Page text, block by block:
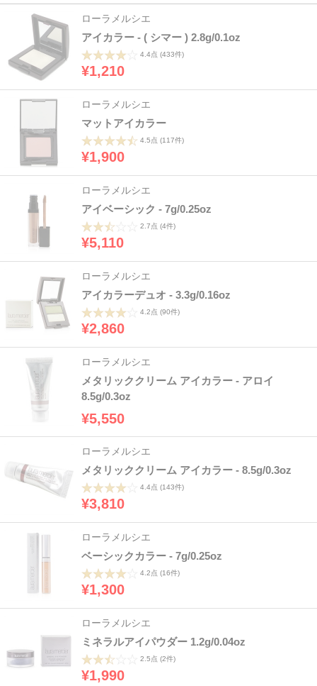
ローラメルシエ
アイカラー - ( シマー ) 2.8g/0.1oz
4.4点 (433件)
¥1,210
ローラメルシエ
マットアイカラー
4.5点 (117件)
¥1,900
ローラメルシエ
アイベーシック - 7g/0.25oz
2.7点 (4件)
¥5,110
ローラメルシエ
アイカラーデュオ - 3.3g/0.16oz
4.2点 (90件)
¥2,860
ローラメルシエ
メタリッククリーム アイカラー - アロイ
8.5g/0.3oz
¥5,550
ローラメルシエ
メタリッククリーム アイカラー - 8.5g/0.3oz
4.4点 (143件)
¥3,810
ローラメルシエ
ベーシックカラー - 7g/0.25oz
4.2点 (16件)
¥1,300
ローラメルシエ
ミネラルアイパウダー 1.2g/0.04oz
2.5点 (2件)
¥1,990